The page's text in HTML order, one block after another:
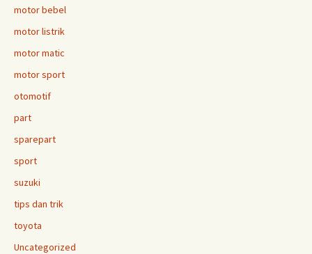
motor bebel
motor listrik
motor matic
motor sport
otomotif
part
sparepart
sport
suzuki
tips dan trik
toyota
Uncategorized